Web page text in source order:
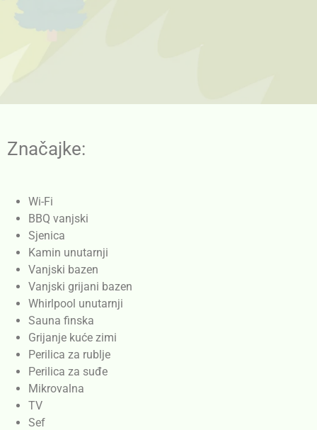
Značajke:
Wi-Fi
BBQ vanjski
Sjenica
Kamin unutarnji
Vanjski bazen
Vanjski grijani bazen
Whirlpool unutarnji
Sauna finska
Grijanje kuće zimi
Perilica za rublje
Perilica za suđe
Mikrovalna
TV
Sef